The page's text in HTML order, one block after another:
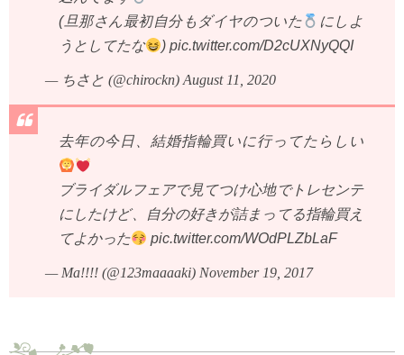
(旦那さん最初自分もダイヤのついた
にしよ
うとしてたな
)pic.twitter.com/D2cUXNyQQI
— ちさと (@chirockn) August 11, 2020
去年の今日、結婚指輪買いに行ってたらしい
ブライダルフェアで見てつけ心地でトレセンテ
にしたけど、自分の好きが詰まってる指輪買え
てよかった
pic.twitter.com/WOdPLZbLaF
— Ma!!!! (@123maaaaki) November 19, 2017